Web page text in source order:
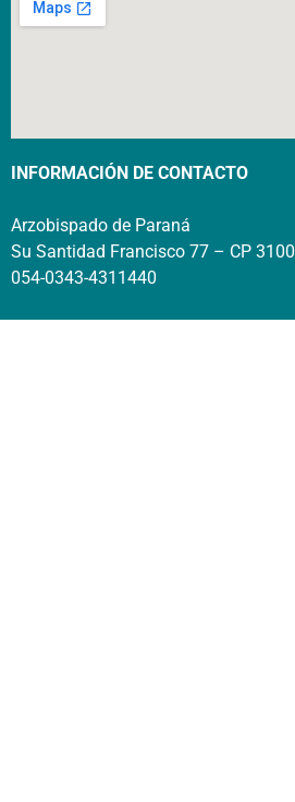
INFORMACIÓN DE CONTACTO
Arzobispado de Paraná
Su Santidad Francisco 77 – CP 3100
054-0343-4311440